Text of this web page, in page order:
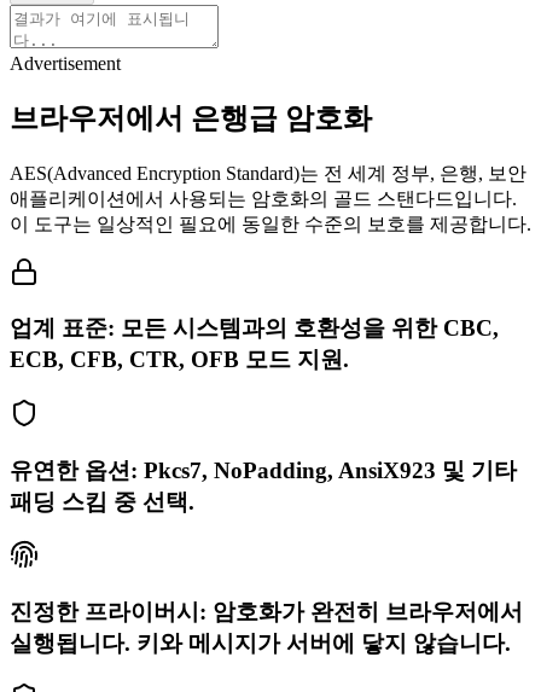
Advertisement
브라우저에서 은행급 암호화
AES(Advanced Encryption Standard)는 전 세계 정부, 은행, 보안
애플리케이션에서 사용되는 암호화의 골드 스탠다드입니다.
이 도구는 일상적인 필요에 동일한 수준의 보호를 제공합니다.
업계 표준: 모든 시스템과의 호환성을 위한 CBC,
ECB, CFB, CTR, OFB 모드 지원.
유연한 옵션: Pkcs7, NoPadding, AnsiX923 및 기타
패딩 스킴 중 선택.
진정한 프라이버시: 암호화가 완전히 브라우저에서
실행됩니다. 키와 메시지가 서버에 닿지 않습니다.